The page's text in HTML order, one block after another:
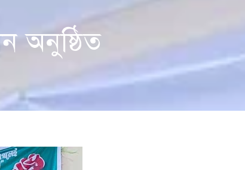
অনুষ্ঠিত